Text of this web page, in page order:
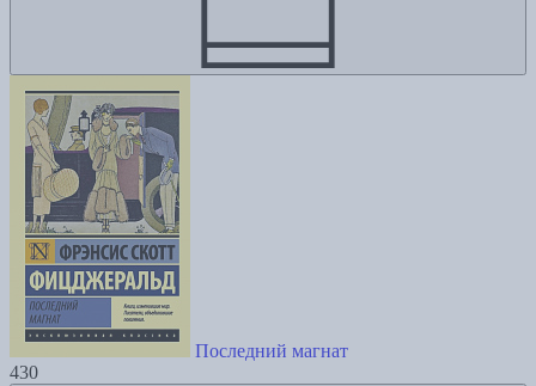
Последний магнат
430